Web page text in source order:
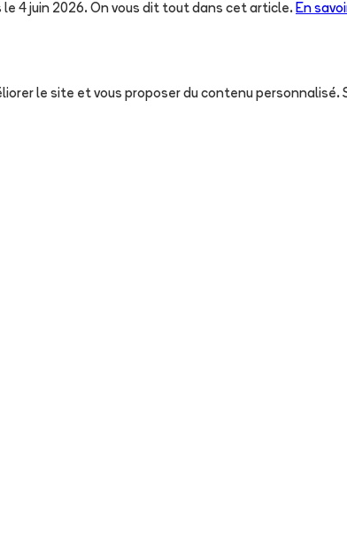
4 juin 2026. On vous dit tout dans cet article. En
le site et vous proposer du contenu